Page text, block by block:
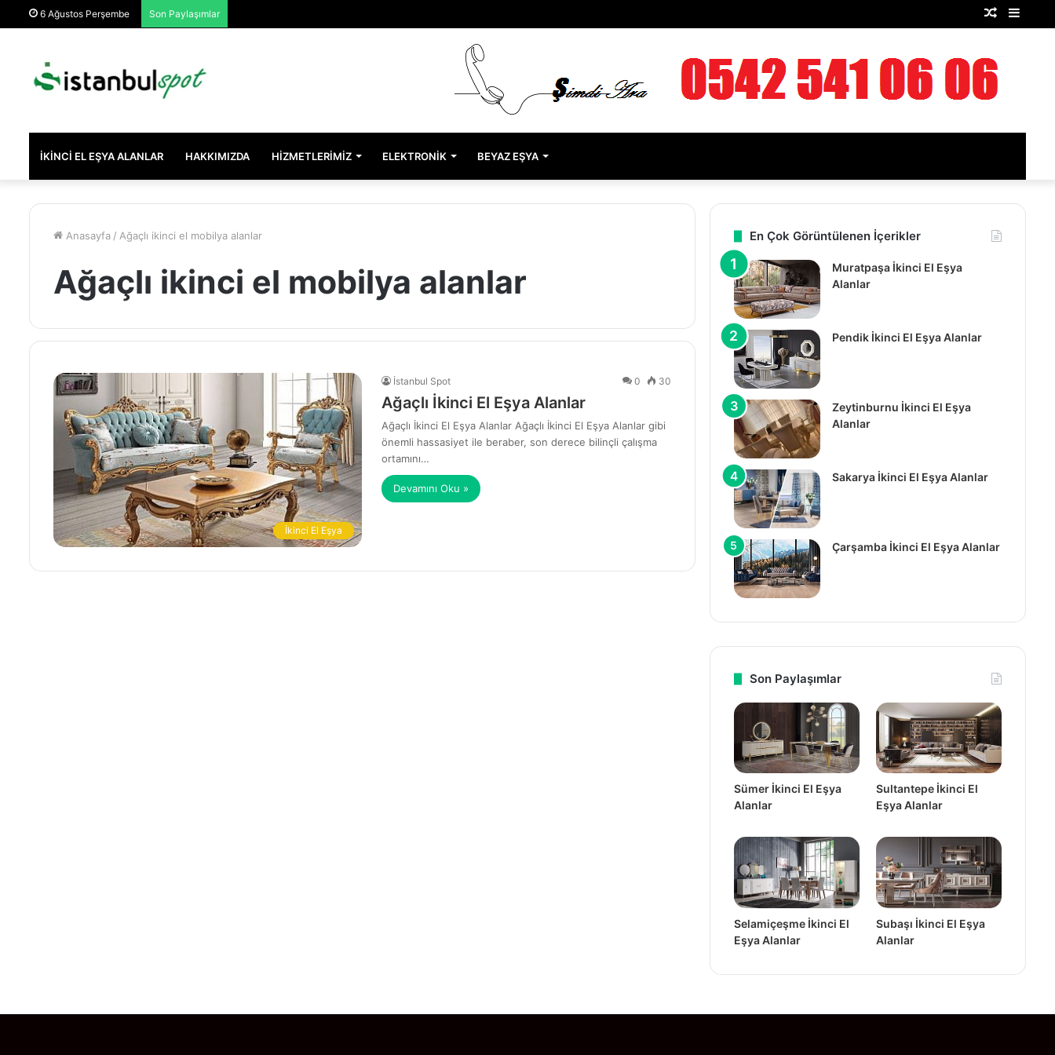
6 Ağustos Perşembe Son Paylaşımlar
Rastgele
İKINCI EL EŞYA ALANLAR HAKKIMIZDA HIZMETLERIMIZ ELEKTRONIK BEYAZ EŞYA
Anasayfa / Ağaçlı ikinci el mobilya alanlar
Ağaçlı ikinci el mobilya alanlar
İkinci El Eşya
İstanbul Spot 0 30
Ağaçlı İkinci El Eşya Alanlar
Ağaçlı İkinci El Eşya Alanlar Ağaçlı İkinci El Eşya Alanlar gibi
önemli hassasiyet ile beraber, son derece bilinçli çalışma
ortamını…
Devamını Oku »
En Çok Görüntülenen İçerikler
Muratpaşa İkinci El Eşya
Alanlar
Pendik İkinci El Eşya Alanlar
Zeytinburnu İkinci El Eşya
Alanlar
Sakarya İkinci El Eşya Alanlar
Çarşamba İkinci El Eşya Alanlar
Son Paylaşımlar
Sümer İkinci El Eşya
Alanlar
Sultantepe İkinci El
Eşya Alanlar
Selamiçeşme İkinci El
Eşya Alanlar
Subaşı İkinci El Eşya
Alanlar